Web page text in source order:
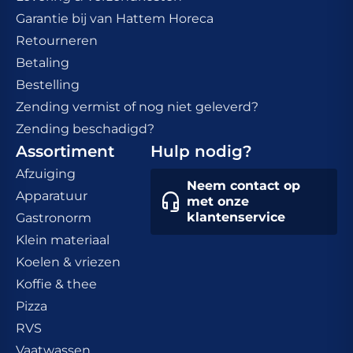
Garantie bij van Hattem Horeca
Retourneren
Betaling
Bestelling
Zending vermist of nog niet geleverd?
Zending beschadigd?
Assortiment
Afzuiging
Apparatuur
Gastronorm
Klein materiaal
Koelen & vriezen
Koffie & thee
Pizza
RVS
Hulp nodig?
Neem contact op
met onze
klantenservice